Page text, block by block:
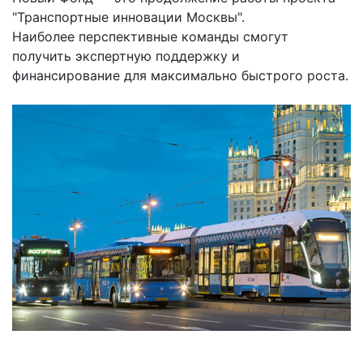
"Транспортные инновации Москвы".
Наиболее перспективные команды смогут
получить экспертную поддержку и
финансирование для максимально быстрого роста.